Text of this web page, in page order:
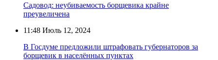
Садовод: неубиваемость борщевика крайне
преувеличена
11:48 Июль 12, 2024
В Госдуме предложили штрафовать губернаторов за
борщевик в населённых пунктах